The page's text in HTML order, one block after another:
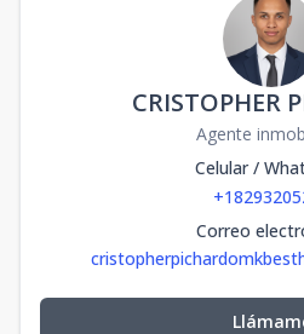
CRISTOPHER
Agente
Celular /
Correo